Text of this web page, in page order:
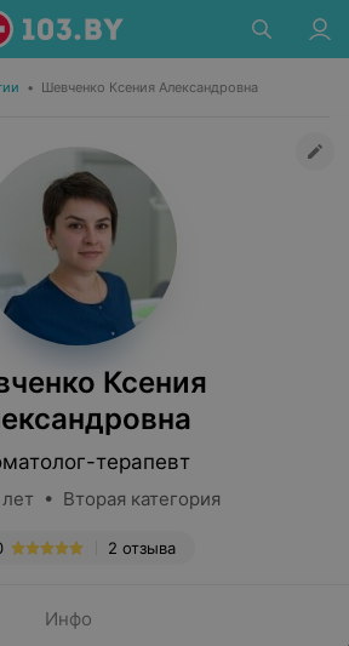
• Шевченко Ксения Александровна
Ксения
терапевт
• Вторая категория
2 отзыва
Инфо